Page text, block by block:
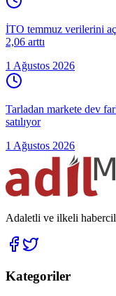
İTO temmuz verilerini
2,06 arttı
1 Ağustos 2026
Tarladan markete dev
satılıyor
1 Ağustos 2026
Adaletli ve ilkeli
Kategoriler